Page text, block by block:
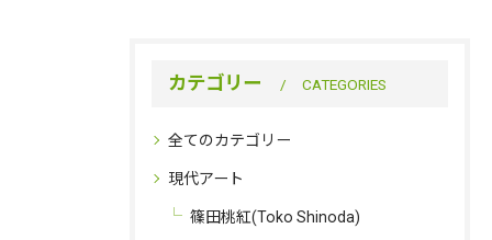
カテゴリー CATEGORIES
全てのカテゴリー
現代アート
篠田桃紅(Toko Shinoda)